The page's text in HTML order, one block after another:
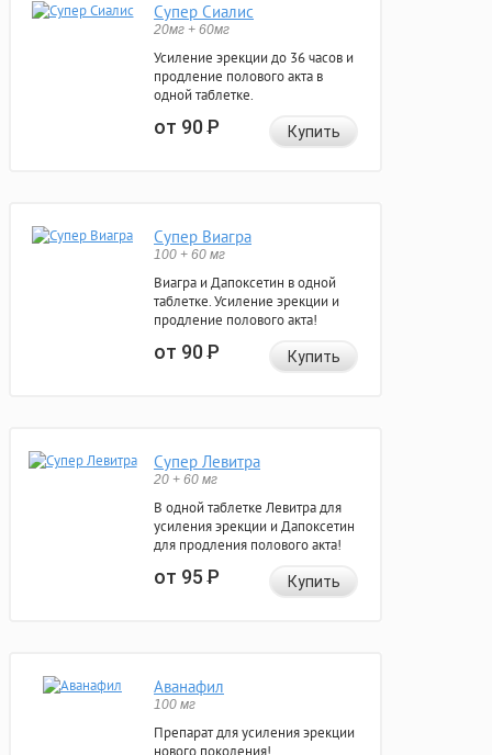
Супер Сиалис
20мг + 60мг
Усиление эрекции до 36 часов и
продление полового акта в
одной таблетке.
от 90Р Купить
Супер Виагра
100 + 60 мг
Виагра и Дапоксетин в одной
таблетке. Усиление эрекции и
продление полового акта!
от 90Р Купить
Супер Левитра
20 + 60 мг
В одной таблетке Левитра для
усиления эрекции и Дапоксетин
для продления полового акта!
от 95Р Купить
Аванафил
100 мг
Препарат для усиления эрекции